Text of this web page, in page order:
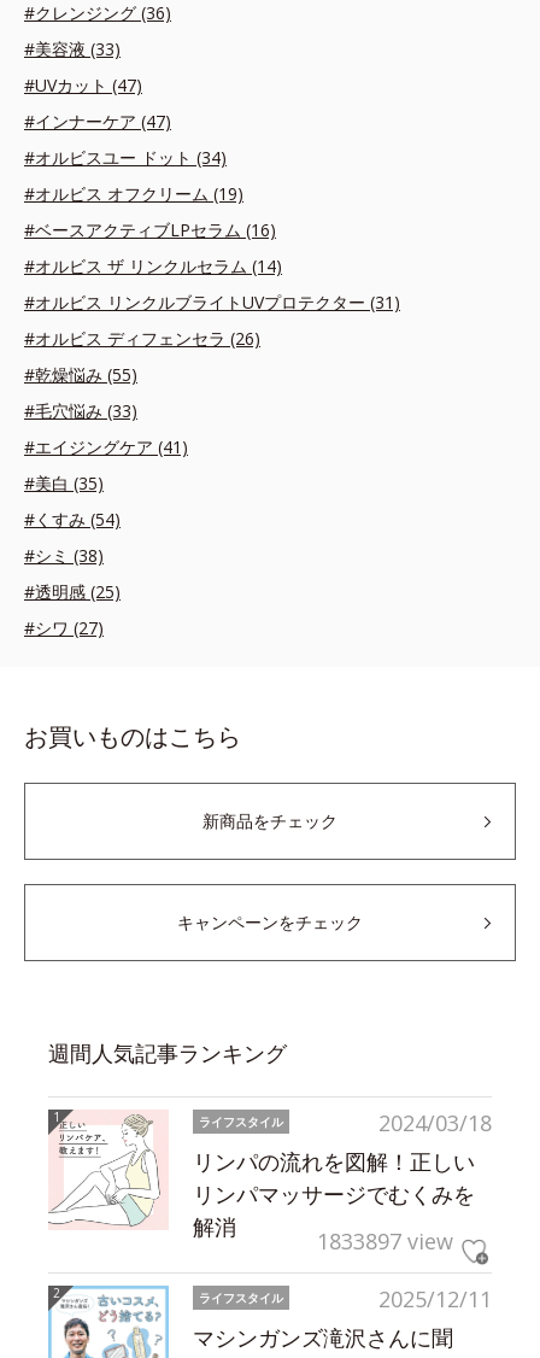
#クレンジング (36)
#美容液 (33)
#UVカット (47)
#インナーケア (47)
#オルビスユー ドット (34)
#オルビス オフクリーム (19)
#ベースアクティブLPセラム (16)
#オルビス ザ リンクルセラム (14)
#オルビス リンクルブライトUVプロテクター (31)
#オルビス ディフェンセラ (26)
#乾燥悩み (55)
#毛穴悩み (33)
#エイジングケア (41)
#美白 (35)
#くすみ (54)
#シミ (38)
#透明感 (25)
#シワ (27)
お買いものはこちら
新商品をチェック
キャンペーンをチェック
週間人気記事ランキング
2024/03/18
ライフスタイル
リンパの流れを図解！正しい
リンパマッサージでむくみを
解消
1833897 view
2025/12/11
ライフスタイル
マシンガンズ滝沢さんに聞